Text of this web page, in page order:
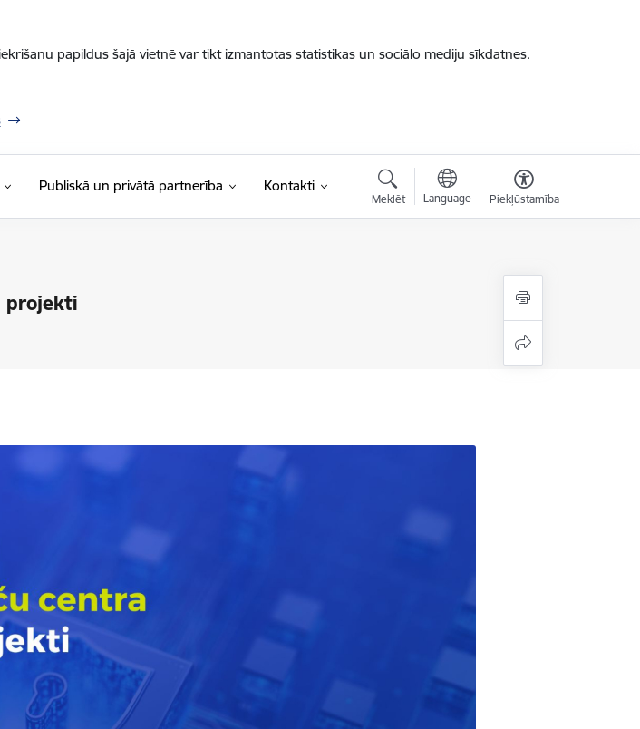
papildus šajā vietnē var tikt izmantotas statistikas un sociālo mediju sīkdatnes.
Publiskā un privātā partnerība Kontakti
Meklēt Language Piekļūstamība
projekti